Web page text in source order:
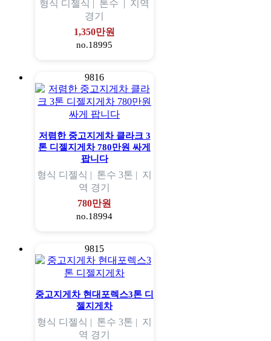
형식 디젤식 | 톤수
지역
경기
1,350만원
no.18995
9816
저렴한 중고지게차 클라크 3
톤 디젤지게차 780만원 싸게
팝니다
형식 디젤식 | 톤수 3톤 | 지
역 경기
780만원
no.18994
9815
중고지게차 현대포렉스3톤 디
젤지게차
형식 디젤식 | 톤수 3톤 | 지
역 경기